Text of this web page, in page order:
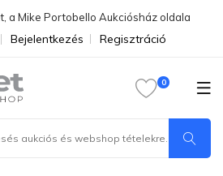
a Mike Portobello Aukciósház oldala
Bejelentkezés Regisztráció